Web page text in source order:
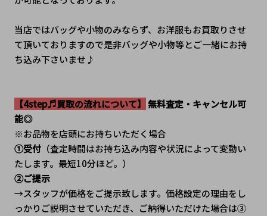
当店ではバッグや小物のみならず、お洋服もお買取りさせ
て頂いておりますので是非バッグや小物等とご一緒にお持
ち込み下さいませ♪
【4step♬買取の流れについて】 無料査定・キャンセル可
能◎
※お品物を店頭にお持ちいただく場合
①受付（査定時間はお持ち込み内容や状況によって変動い
たします。最短10分ほど。）
②ご提示
→スタッフが価格をご提示致します。価格設定の理由をし
っかりご説明させていただき、ご納得いただけた場合は③